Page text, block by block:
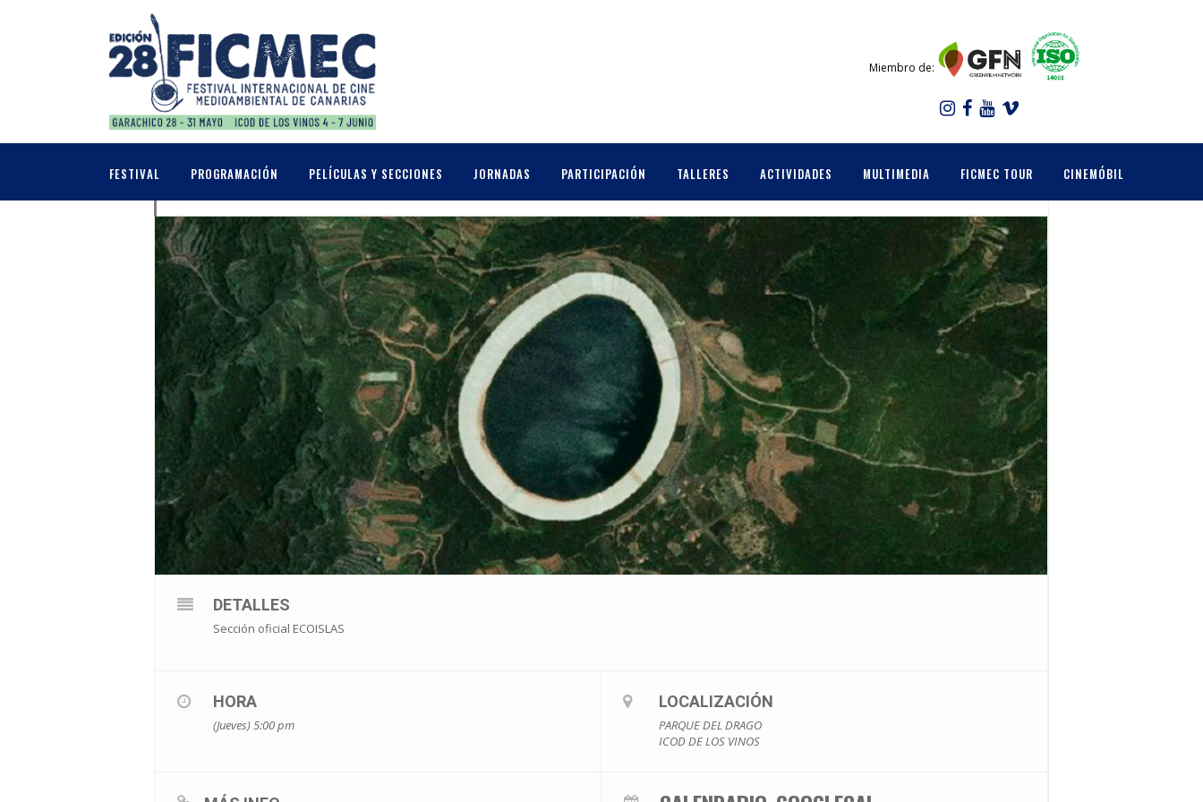
Miembro de:
FESTIVAL PROGRAMACIÓN PELÍCULAS Y SECCIONES JORNADAS PARTICIPACIÓN TALLERES ACTIVIDADES MULTIMEDIA FICMEC TOUR CINEMÓBIL
JUNIO, 2025
SECCIÓN OFICIAL ECOISLAS
DETALLES
Sección oficial ECOISLAS
HORA
(Jueves) 5:00 pm
LOCALIZACIÓN
PARQUE DEL DRAGO
ICOD DE LOS VINOS